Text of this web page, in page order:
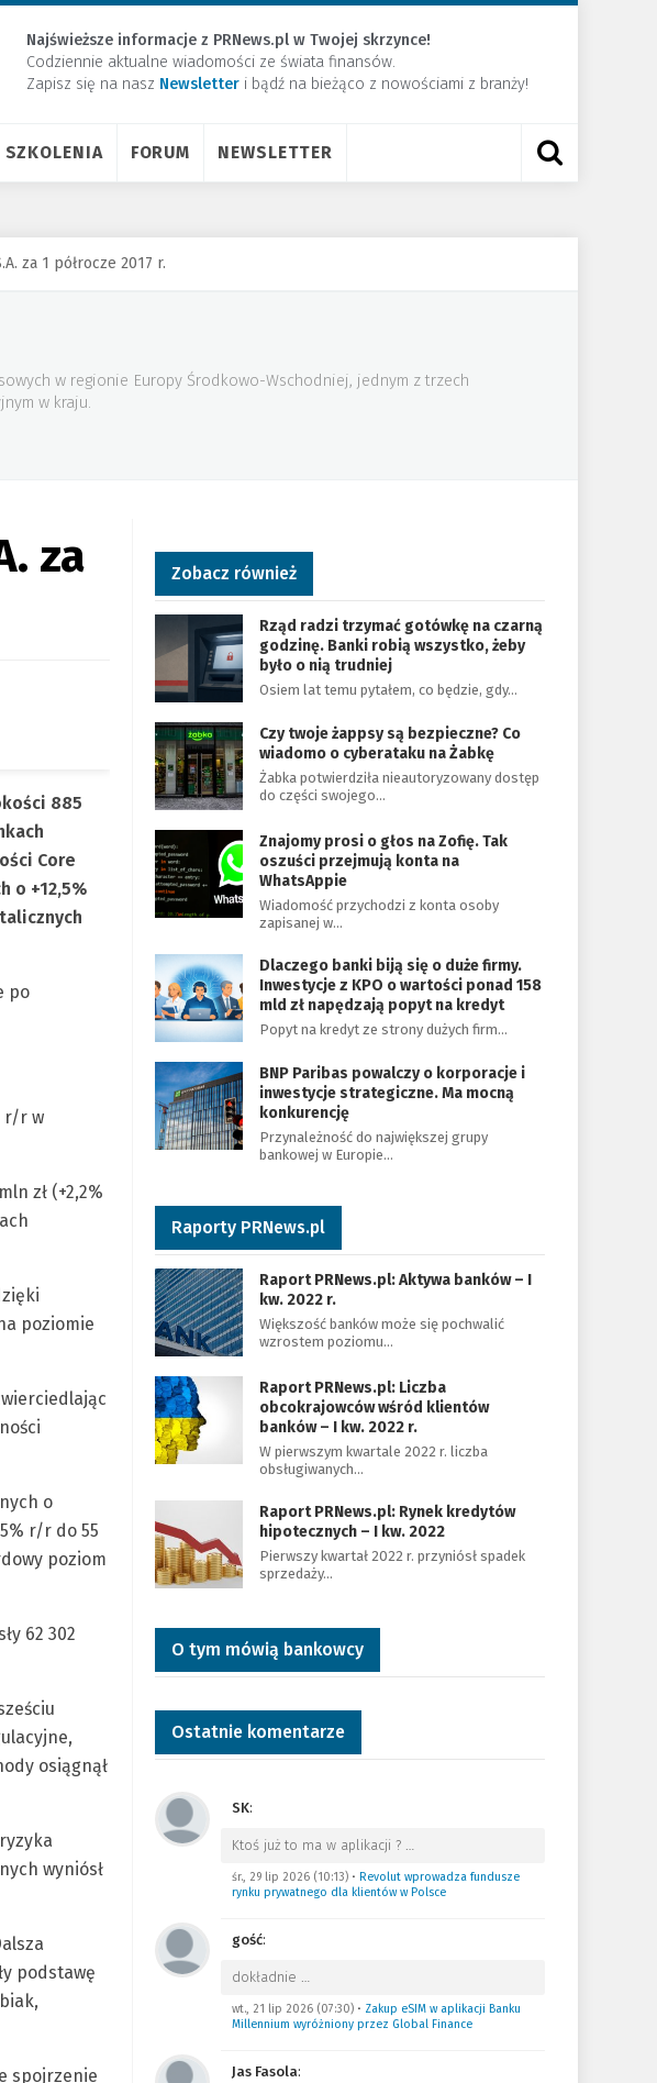
Najświeższe informacje z PRNews.pl w Twojej skrzynce!
Codziennie aktualne wiadomości ze świata finansów.
Zapisz się na nasz Newsletter ​i bądź na bieżąco z nowościami z branży!
SZKOLENIA FORUM NEWSLETTER
za 1 półrocze 2017 r.
w regionie Europy Środkowo-Wschodniej, jednym z trzech
w kraju.
za
885
Core
o +12,5%
po
r/r w
zł (+2,2%
poziomie
o
r/r do 55
poziom
62 302
osiągnął
wyniósł
podstawę
spojrzenie
Zobacz również
Rząd radzi trzymać gotówkę na czarną
godzinę. Banki robią wszystko, żeby
było o nią trudniej
Osiem lat temu pytałem, co będzie, gdy…
Czy twoje żappsy są bezpieczne? Co
wiadomo o cyberataku na Żabkę
Żabka potwierdziła nieautoryzowany dostęp
do części swojego…
Znajomy prosi o głos na Zofię. Tak
oszuści przejmują konta na
WhatsAppie
Wiadomość przychodzi z konta osoby
zapisanej w…
Dlaczego banki biją się o duże firmy.
Inwestycje z KPO o wartości ponad 158
mld zł napędzają popyt na kredyt
Popyt na kredyt ze strony dużych firm…
BNP Paribas powalczy o korporacje i
inwestycje strategiczne. Ma mocną
konkurencję
Przynależność do największej grupy
bankowej w Europie…
Raporty PRNews.pl
Raport PRNews.pl: Aktywa banków – I
kw. 2022 r.
Większość banków może się pochwalić
wzrostem poziomu…
Raport PRNews.pl: Liczba
obcokrajowców wśród klientów
banków – I kw. 2022 r.
W pierwszym kwartale 2022 r. liczba
obsługiwanych…
Raport PRNews.pl: Rynek kredytów
hipotecznych – I kw. 2022
Pierwszy kwartał 2022 r. przyniósł spadek
sprzedaży…
O tym mówią bankowcy
Ostatnie komentarze
SK:
Ktoś już to ma w aplikacji ? …
śr., 29 lip 2026 (10:13)• Revolut wprowadza fundusze
rynku prywatnego dla klientów w Polsce
gość:
dokładnie …
wt., 21 lip 2026 (07:30)• Zakup eSIM w aplikacji Banku
Millennium wyróżniony przez Global Finance
Jas Fasola: